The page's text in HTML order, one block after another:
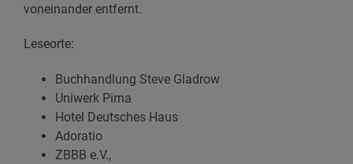
voneinander entfernt.
Leseorte:
Buchhandlung Steve Gladrow
Uniwerk Pirna
Hotel Deutsches Haus
Adoratio
ZBBB e.V.,